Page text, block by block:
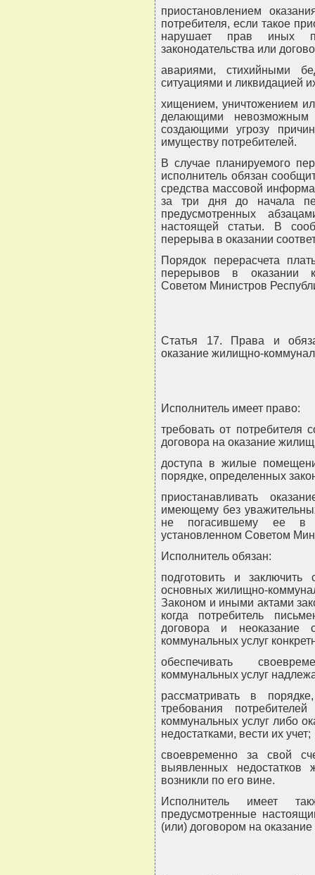
приостановлением
потребителя, если такое
нарушает прав иных
законодательства или
авариями, стихийными
ситуациями и ликвидацией
хищением, уничтожением
делающими невозможным
создающими угрозу
имуществу потребителей.
В случае планируемого
исполнитель обязан
средства массовой
за три дня до начала
предусмотренных
настоящей статьи. В
перерыва в оказании
Порядок перерасчета
перерывов в оказании
Советом Министров
Статья 17. Права и
оказание жилищно-
Исполнитель имеет право:
требовать от потребителя
договора на оказание
доступа в жилые
порядке, определенных
приостанавливать
имеющему без
не погасившему ее в
установленном Советом
Исполнитель обязан:
подготовить и
основных жилищно-
Законом и иными актами
когда потребитель
договора и неоказание
коммунальных услуг
обеспечивать
коммунальных услуг
рассматривать в
требования
коммунальных услуг либо
недостатками, вести их учет;
своевременно за свой
выявленных недостатков
возникли по его вине.
Исполнитель имеет
предусмотренные
(или) договором на